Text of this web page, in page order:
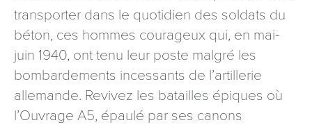
transporter dans le quotidien des soldats du
béton, ces hommes courageux qui, en mai-
juin 1940, ont tenu leur poste malgré les
bombardements incessants de l’artillerie
allemande. Revivez les batailles épiques où
l’Ouvrage A5, épaulé par ses canons